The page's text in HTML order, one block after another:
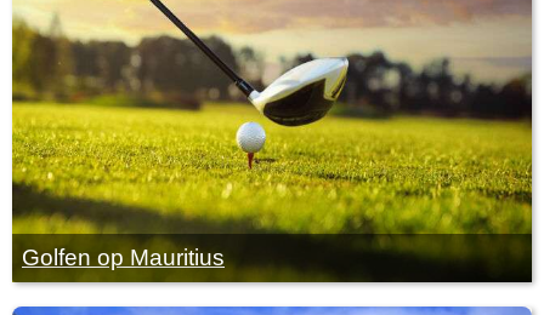
Golfen op Mauritius